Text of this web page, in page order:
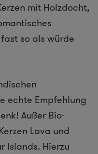
mit Holzdocht,
so als würde
echte Empfehlung
Außer Bio-
Lava und
Islands. Hierzu